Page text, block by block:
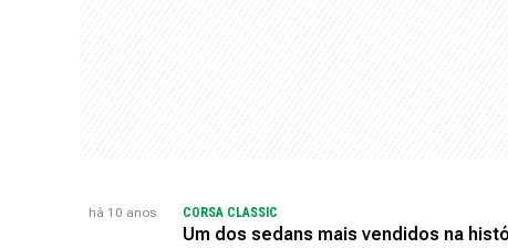
há 10 anos CORSA CLASSIC
Um dos sedans mais vendidos na